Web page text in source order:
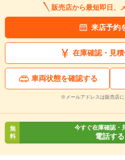
販売店から最短即日、
来店予約
在庫確認・見
車両状態を確認する
※メールアドレスは販売店に
無
料
今すぐ在庫確認・
電話する